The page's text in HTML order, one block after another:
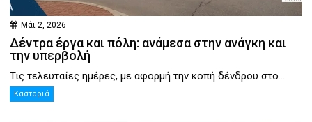
Μάι 2, 2026
Δέντρα έργα και πόλη: ανάμεσα στην ανάγκη και
την υπερβολή
Τις τελευταίες ημέρες, με αφορμή την κοπή δένδρου στο...
Καστοριά